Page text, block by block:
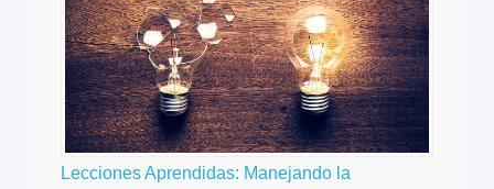
Lecciones Aprendidas: Manejando la